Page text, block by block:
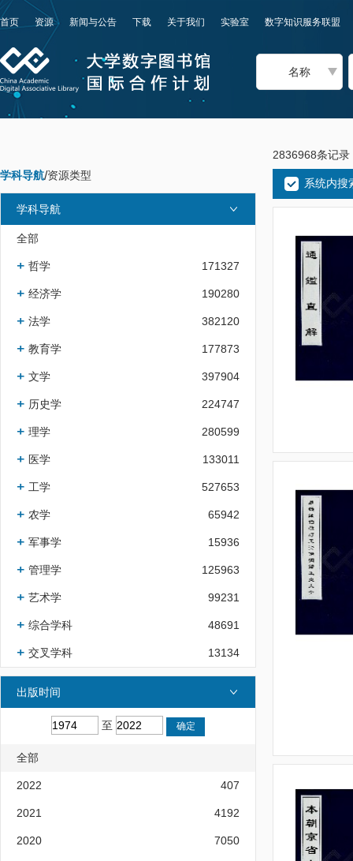
首页 资源 新闻与公告 下载 关于我们 实验室 数字知识服务联盟
名称
学科导航/资源类型
学科导航
全部
哲学 171327
经济学 190280
法学 382120
教育学 177873
文学 397904
历史学 224747
理学 280599
医学 133011
工学 527653
农学 65942
军事学 15936
管理学 125963
艺术学 99231
综合学科 48691
交叉学科 13134
出版时间
至
全部
2022 407
2021 4192
2020 7050
2836968条记录
系统内搜